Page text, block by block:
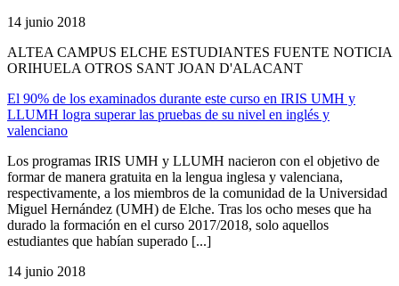
14 junio 2018
ALTEA CAMPUS ELCHE ESTUDIANTES FUENTE NOTICIA
ORIHUELA OTROS SANT JOAN D'ALACANT
El 90% de los examinados durante este curso en IRIS UMH y
LLUMH logra superar las pruebas de su nivel en inglés y
valenciano
Los programas IRIS UMH y LLUMH nacieron con el objetivo de
formar de manera gratuita en la lengua inglesa y valenciana,
respectivamente, a los miembros de la comunidad de la Universidad
Miguel Hernández (UMH) de Elche. Tras los ocho meses que ha
durado la formación en el curso 2017/2018, solo aquellos
estudiantes que habían superado [...]
14 junio 2018